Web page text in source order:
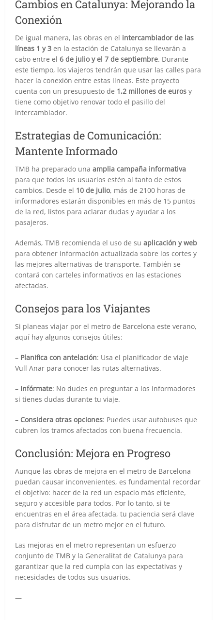
Cambios en Catalunya: Mejorando la
Conexión
De igual manera, las obras en el intercambiador de las
líneas 1 y 3 en la estación de Catalunya se llevarán a
cabo entre el6 de julio y el 7 de septiembre. Durante
este tiempo, los viajeros tendrán que usar las calles para
hacer la conexión entre estas líneas. Este proyecto
cuenta con un presupuesto de 1,2 millones de euros y
tiene como objetivo renovar todo el pasillo del
intercambiador.
Estrategias de Comunicación:
Mantente Informado
TMB ha preparado unaamplia campaña informativa
para que todos los usuarios estén al tanto de estos
cambios. Desde el 10 de julio, más de 2100 horas de
informadores estarán disponibles en más de 15 puntos
de la red, listos para aclarar dudas y ayudar a los
pasajeros.
Además, TMB recomienda el uso de suaplicación y web
para obtener información actualizada sobre los cortes y
las mejores alternativas de transporte. También se
contará con carteles informativos en las estaciones
afectadas.
Consejos para los Viajantes
Si planeas viajar por el metro de Barcelona este verano,
aquí hay algunos consejos útiles:
– Planifica con antelación: Usa el planificador de viaje
Vull Anar para conocer las rutas alternativas.
– Infórmate: No dudes en preguntar a los informadores
si tienes dudas durante tu viaje.
– Considera otras opciones: Puedes usar autobuses que
cubren los tramos afectados con buena frecuencia.
Conclusión: Mejora en Progreso
Aunque las obras de mejora en el metro de Barcelona
puedan causar inconvenientes, es fundamental recordar
el objetivo: hacer de la red un espacio más eficiente,
seguro y accesible para todos. Por lo tanto, si te
encuentras en el área afectada, tu paciencia será clave
para disfrutar de un metro mejor en el futuro.
Las mejoras en el metro representan un esfuerzo
conjunto de TMB y la Generalitat de Catalunya para
garantizar que la red cumpla con las expectativas y
necesidades de todos sus usuarios.
—